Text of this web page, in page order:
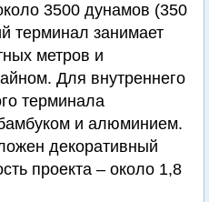
3500 дунамов (350
терминал занимает
метров и
Для внутреннего
терминала
и алюминием.
декоративный
проекта – около 1,8